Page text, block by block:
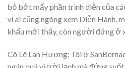
bỏ bớt mấy phần trình diễn của
vì ai cũng ngóng xem Diễn Hành,
khấu mới thấy, còn người đứng ở
Cô Lê Lan Hương: Tôi ở